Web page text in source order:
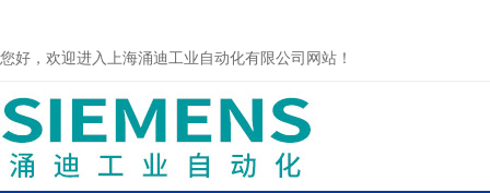
您好，欢迎进入上海涌迪工业自动化有限公司网站！